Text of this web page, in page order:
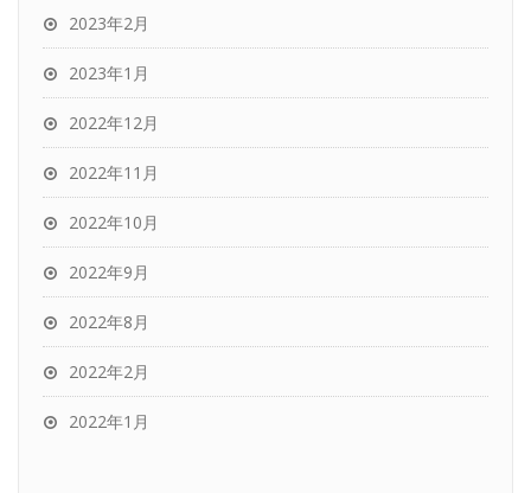
2023年2月
2023年1月
2022年12月
2022年11月
2022年10月
2022年9月
2022年8月
2022年2月
2022年1月